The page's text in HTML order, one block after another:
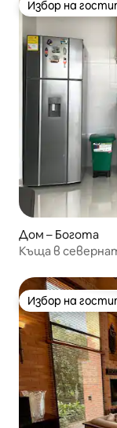
Избор на
Избор на
Дом – Богота
Къща в
Избор на
Избор на